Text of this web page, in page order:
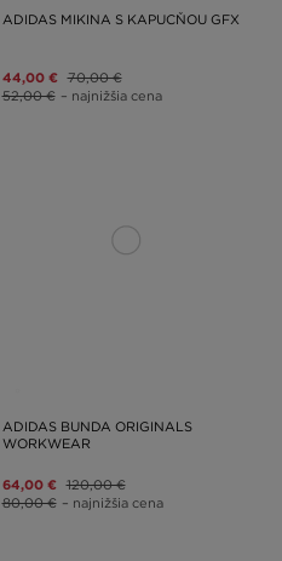
ADIDAS MIKINA S KAPUCŇOU GFX
44,00 € 70,00 €
52,00 € – najnižšia cena
ADIDAS BUNDA ORIGINALS
WORKWEAR
64,00 € 120,00 €
80,00 € – najnižšia cena